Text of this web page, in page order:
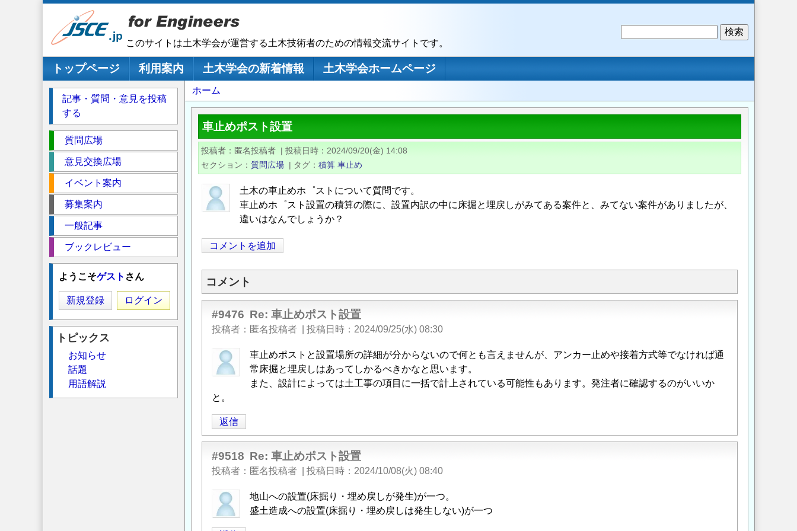
このサイトは土木学会が運営する土木技術者のための情報交流サイトです。
メインナビゲーション
トップページ 利用案内 土木学会の新着情報
土木学会ホームページ
パ
ン
く
ず
ホーム
車止めポスト設置
投稿者 匿名投稿者 | 投稿日時
2024/09/20(金) 14:08
セクション
質問広場 | タグ 積算 車止め
土木の車止めホ゜ストについて質問です。
車止めホ゜スト設置の積算の際に、設置内訳の中に床掘と埋戻しがみてある案件と、みてない案件がありましたが、
違いはなんでしょうか？
コメントを追加
コメント
#9476 Re: 車止めポスト設置
投稿者 匿名投稿者 投稿日時 2024/09/25(水) 08:30
車止めポストと設置場所の詳細が分からないので何とも言えませんが、アンカー止めや接着方式等でなければ通
常床掘と埋戻しはあってしかるべきかなと思います。
また、設計によっては土工事の項目に一括で計上されている可能性もあります。発注者に確認するのがいいか
と。
返信
#9518 Re: 車止めポスト設置
投稿者 匿名投稿者 投稿日時 2024/10/08(火) 08:40
地山への設置(床掘り・埋め戻しが発生)が一つ。
盛土造成への設置(床掘り・埋め戻しは発生しない)が一つ
記事・質問・意見を投稿
する
ク
シ
質問広場
意見交換広場
イベント案内
募集案内
一般記事
ブックレビュー
ようこそゲスト さん
新規登録 ログイン
トピックス
お知らせ
話題
用語解説